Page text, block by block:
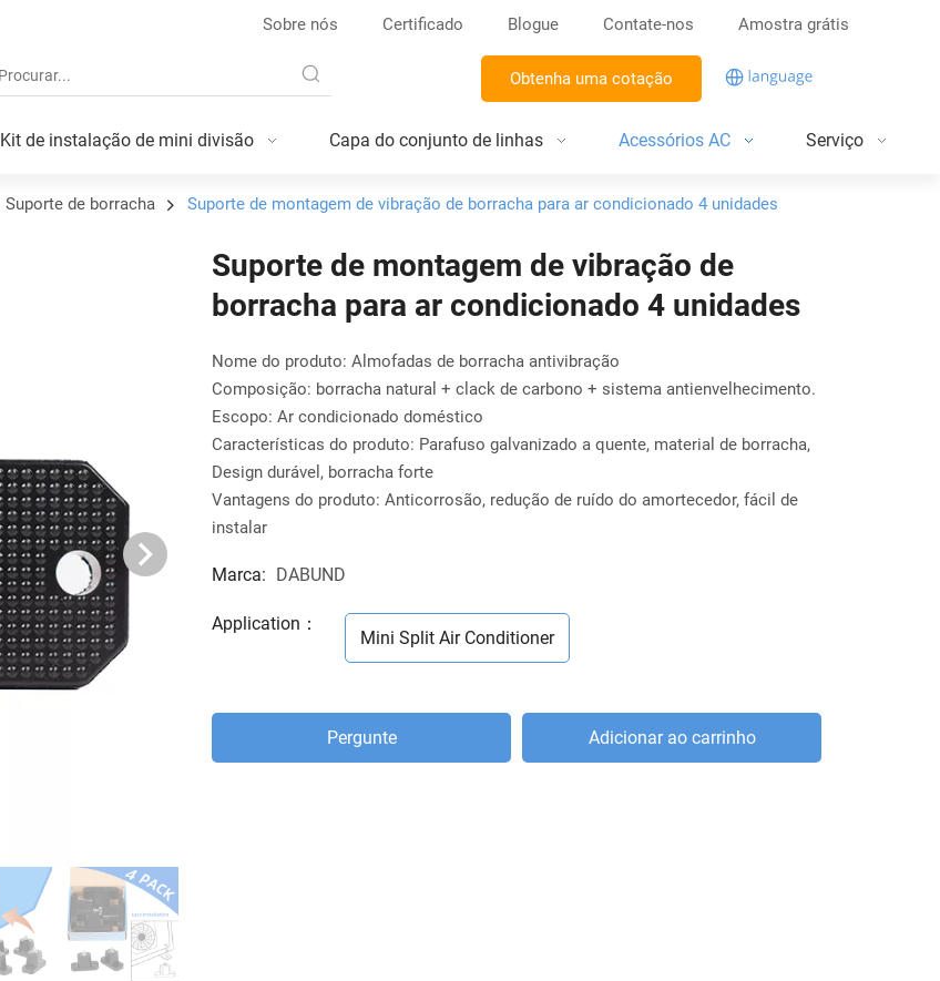
Sobre nós Certificado Blogue Contate-nos Amostra grátis
Obtenha uma cotação
Kit de instalação de mini divisão Capa do conjunto de linhas Acessórios AC Serviço
Suporte de borracha Suporte de montagem de vibração de borracha para ar condicionado 4 unidades
Suporte de montagem de vibração de
borracha para ar condicionado 4 unidades
Nome do produto: Almofadas de borracha antivibração
Composição: borracha natural + clack de carbono + sistema antienvelhecimento.
Escopo: Ar condicionado doméstico
Características do produto: Parafuso galvanizado a quente, material de borracha,
Design durável, borracha forte
Vantagens do produto: Anticorrosão, redução de ruído do amortecedor, fácil de
instalar
Marca: DABUND
Application ：
Mini Split Air Conditioner
Pergunte Adicionar ao carrinho